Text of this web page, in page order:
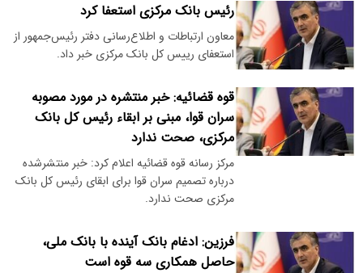
رئیس بانک مرکزی استعفا کرد
معاون ارتباطات و اطلاع‌رسانی دفتر رئیس‌جمهور از
استعفای رییس کل بانک مرکزی خبر داد.
قوه قضائیه: خبر منتشره در مورد مصوبه
سران قوا، مبنی بر ابقاء رئیس کل بانک
مرکزی، صحت ندارد
مرکز رسانه قوه قضائیه اعلام کرد: خبر منتشرشده
درباره تصمیم سران قوا برای ابقای رئیس کل بانک
مرکزی صحت ندارد.
فرزین: ادغام بانک آینده با بانک ملی،
حاصل همکاری سه قوه است